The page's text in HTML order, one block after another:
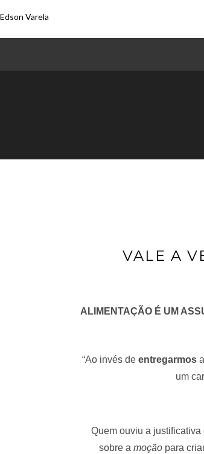
Edson Varela
VALE A
ALIMENTAÇÃO É UM
“Ao invés de entregarmos
um
Quem ouviu a justificativa
sobre a moção para